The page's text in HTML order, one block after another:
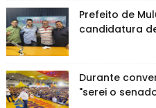
Prefeito de
candidatura
Durante
"serei o